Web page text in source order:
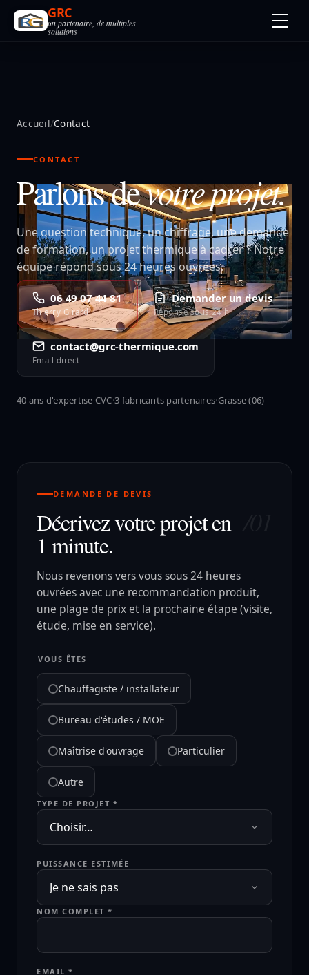
GRC
un partenaire, de multiples
solutions
Accueil/Contact
CONTACT
Parlons devotre projet.
Une question technique, un chiffrage, une demande
de formation, un projet thermique à cadrer ? Notre
équipe répond sous 24 heures ouvrées.
06 49 07 44 81
Thierry Girard
Demander un devis
Réponse sous 24 h
contact@grc-thermique.com
Email direct
40 ans d'expertise CVC·3 fabricants partenaires·Grasse (06)
DEMANDE DE DEVIS
Décrivez votre projet en
1 minute.
Nous revenons vers vous sous 24 heures
ouvrées avec une recommandation produit,
une plage de prix et la prochaine étape (visite,
étude, mise en service).
VOUS ÊTES
Chauffagiste / installateur
Bureau d'études / MOE
Maîtrise d'ouvrage Particulier
Autre
TYPE DE PROJET *
PUISSANCE ESTIMÉE
NOM COMPLET *
EMAIL *